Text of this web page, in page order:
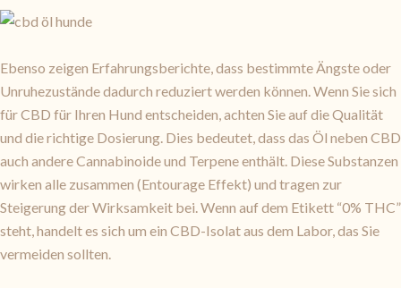
Ebenso zeigen Erfahrungsberichte, dass bestimmte Ängste oder
Unruhezustände dadurch reduziert werden können. Wenn Sie sich
für CBD für Ihren Hund entscheiden, achten Sie auf die Qualität
und die richtige Dosierung. Dies bedeutet, dass das Öl neben CBD
auch andere Cannabinoide und Terpene enthält. Diese Substanzen
wirken alle zusammen (Entourage Effekt) und tragen zur
Steigerung der Wirksamkeit bei. Wenn auf dem Etikett “0% THC”
steht, handelt es sich um ein CBD-Isolat aus dem Labor, das Sie
vermeiden sollten.